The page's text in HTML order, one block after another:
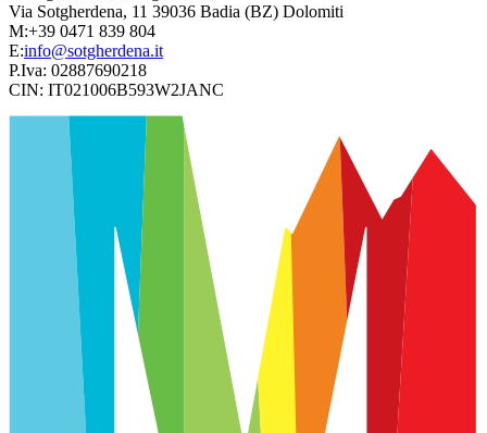
Via Sotgherdena, 11 39036 Badia (BZ) Dolomiti
M:+39 0471 839 804
E:info@sotgherdena.it
P.Iva: 02887690218
CIN: IT021006B593W2JANC